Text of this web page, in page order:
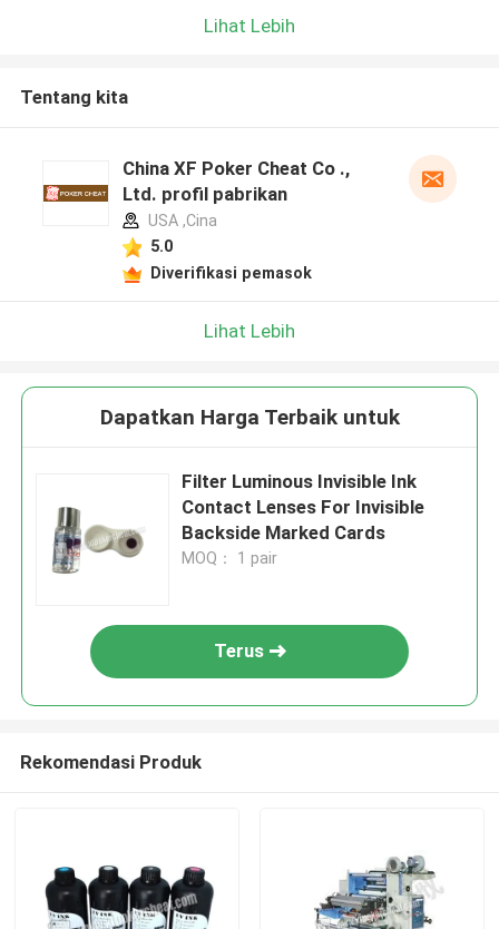
Lihat Lebih
Tentang kita
China XF Poker Cheat Co .,
Ltd. profil pabrikan
USA ,Cina
5.0
Diverifikasi pemasok
Lihat Lebih
Dapatkan Harga Terbaik untuk
Filter Luminous Invisible Ink
Contact Lenses For Invisible
Backside Marked Cards
MOQ： 1 pair
Terus
Rekomendasi Produk